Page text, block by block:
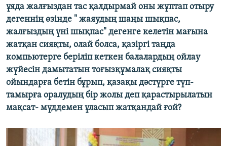
ұяда жалғыздан тас қалдырмай оны жұптап отыру
дегеннің өзінде " жаяудың шаңы шықпас,
жалғыздың үні шықпас" дегенге келетін мағына
жатқан сияқты, олай болса, қазіргі таңда
компьютерге беріліп кеткен балалардың ойлау
жүйесін дамытатын тоғызқұмалақ сияқты
ойындарға бетін бұрып, қазақы дәстүрге түп-
тамырға оралудың бір жолы деп қарастырылатын
мақсат- мүддемен ұласып жатқандай ғой?